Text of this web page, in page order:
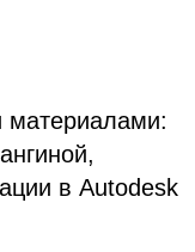
материалами:
в Autodesk